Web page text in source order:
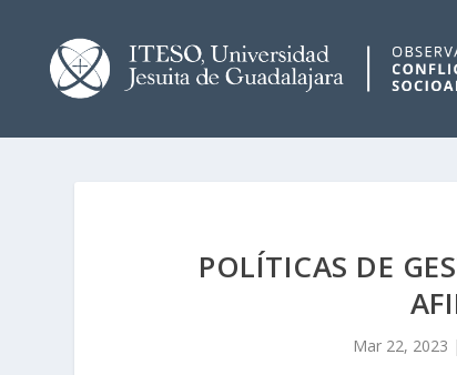
POLÍTICAS DE
Mar 22, 2023